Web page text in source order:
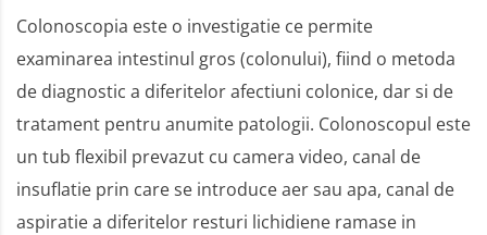
Colonoscopia este o investigatie ce permite
examinarea intestinul gros (colonului), fiind o metoda
de diagnostic a diferitelor afectiuni colonice, dar si de
tratament pentru anumite patologii. Colonoscopul este
un tub flexibil prevazut cu camera video, canal de
insuflatie prin care se introduce aer sau apa, canal de
aspiratie a diferitelor resturi lichidiene ramase in